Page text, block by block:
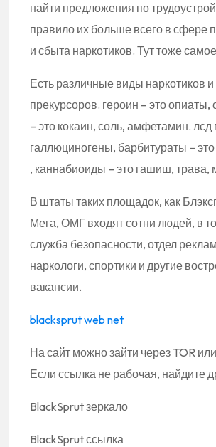
найти предложения по
правило их больше всего в сфере
и сбыта наркотиков. Тут тоже
Есть различные виды наркотиков и
прекурсоров. героин – это опиаты,
– это кокаин, соль, амфетамин. лсд
галлюциногены, барбитураты –
, каннабиоиды – это гашиш, трава,
В штаты таких площадок, как
Мега, ОМГ входят сотни людей, в
служба безопасности, отдел
наркологи, спортики и другие
вакансии.
blacksprut web net
На сайт можно зайти через TOR
Если ссылка не рабочая, найдите
BlackSprut зеркало
BlackSprut ссылка